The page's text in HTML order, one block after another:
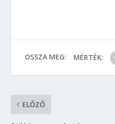
OSSZA MEG: MÉRTÉK:
ELŐZŐ